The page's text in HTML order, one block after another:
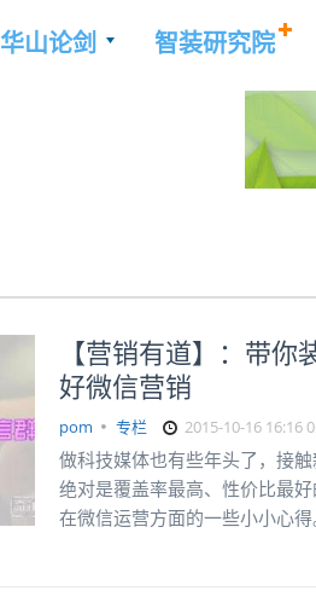
华山论剑 智装研究院
【营销有道】：带
好微信营销
pom 专栏 2015-10-16 16:16
做科技媒体也有些年头了，接
绝对是覆盖率最高、性价比最
在微信运营方面的一些小小心得